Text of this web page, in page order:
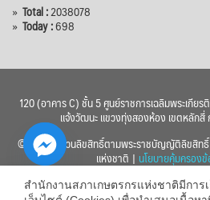
» Total :2038078
» Today :698
120 (อาคาร C) ชั้น 5 ศูนย์ราชการเฉลิมพระเกี
แจ้งวัฒนะ แขวงทุ่งสองห้อง เขตหลักสี่
© 2560 สงวนลิขสิทธิ์ตามพระราชบัญญัติลิขสิทธิ์
แห่งชาติ | นโยบายคุ้มครอง
สำนักงานสภาเกษตรกรแห่งชาติมีการ